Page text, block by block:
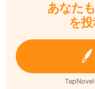
あなた
を